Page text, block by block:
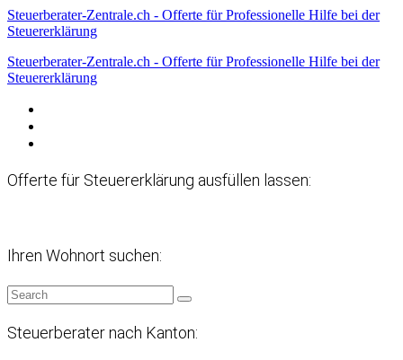
Steuerberater-Zentrale.ch - Offerte für Professionelle Hilfe bei der
Steuererklärung
Steuerberater-Zentrale.ch - Offerte für Professionelle Hilfe bei der
Steuererklärung
Offerte für Steuererklärung ausfüllen lassen:
Ihren Wohnort suchen:
Steuerberater nach Kanton: